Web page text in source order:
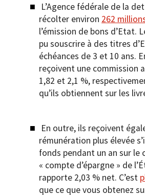
L’Agence fédérale de la
récolter environ 262
l’émission de bons d’Etat.
pu souscrire à des titres
échéances de 3 et 10 ans.
reçoivent une commission
1,82 et 2,1 %,
qu’ils obtiennent sur les
En outre, ils reçoivent
rémunération plus élevée
fonds pendant un an sur le
« compte d’épargne » de
rapporte 2,03 % net. C’est
que ce que vous obtenez